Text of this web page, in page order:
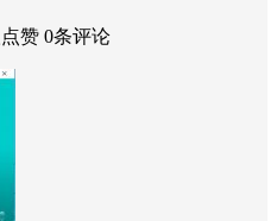
赞 0条评论